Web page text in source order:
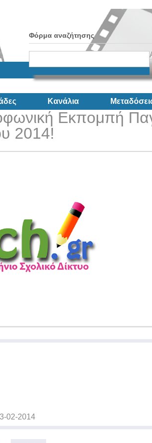
Φόρμα αναζήτησης
Κανάλια
Εκπομπή
2014!
02-2014